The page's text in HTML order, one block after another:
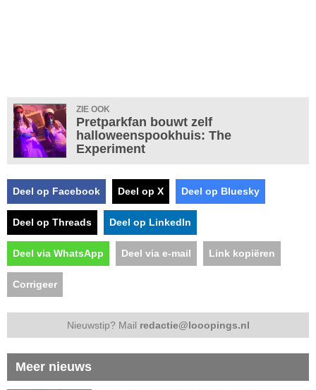
ZIE OOK
Pretparkfan bouwt zelf
halloweenspookhuis: The
Experiment
Deel op Facebook Deel op X Deel op Bluesky
Deel op Threads Deel op LinkedIn
Deel via WhatsApp Deel via e-mail Link kopiëren
Corrigeer
Nieuwstip? Mail redactie@looopings.nl
Meer nieuws